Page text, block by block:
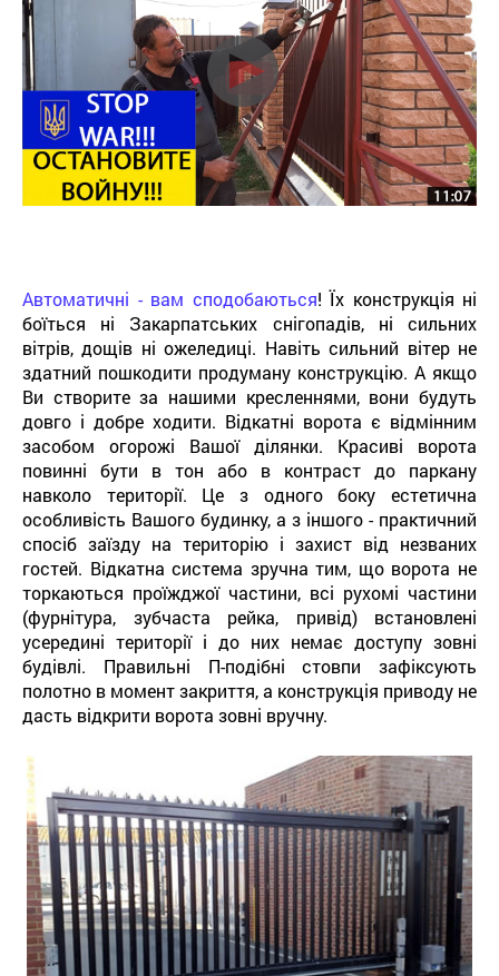
Автоматичні - вам сподобаються! Їх конструкція ні
боїться ні Закарпатських снігопадів, ні сильних
вітрів, дощів ні ожеледиці. Навіть сильний вітер не
здатний пошкодити продуману конструкцію. А якщо
Ви створите за нашими кресленнями, вони будуть
довго і добре ходити. Відкатні ворота є відмінним
засобом огорожі Вашої ділянки. Красиві ворота
повинні бути в тон або в контраст до паркану
навколо території. Це з одного боку естетична
особливість Вашого будинку, а з іншого - практичний
спосіб заїзду на територію і захист від незваних
гостей. Відкатна система зручна тим, що ворота не
торкаються проїжджої частини, всі рухомі частини
(фурнітура, зубчаста рейка, привід) встановлені
усередині території і до них немає доступу зовні
будівлі. Правильні П-подібні стовпи зафіксують
полотно в момент закриття, а конструкція приводу не
дасть відкрити ворота зовні вручну.